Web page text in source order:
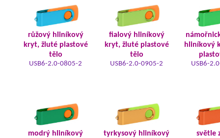
růžový hliníkový
kryt, žluté plastové
tělo
USB6-2.0-0805-2
fialový hliníkový
kryt, žluté plastové
tělo
USB6-2.0-0905-2
hliníkový
USB6-
modrý hliníkový
tyrkysový hliníkový
světle